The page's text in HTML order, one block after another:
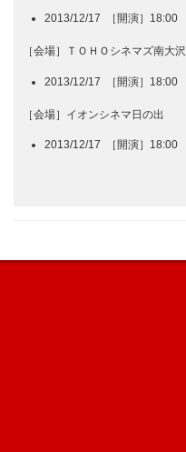
2013/12/17 ［開演］18:00
［会場］ＴＯＨＯシネマズ南大沢
2013/12/17 ［開演］18:00
［会場］イオンシネマ日の出
2013/12/17 ［開演］18:00